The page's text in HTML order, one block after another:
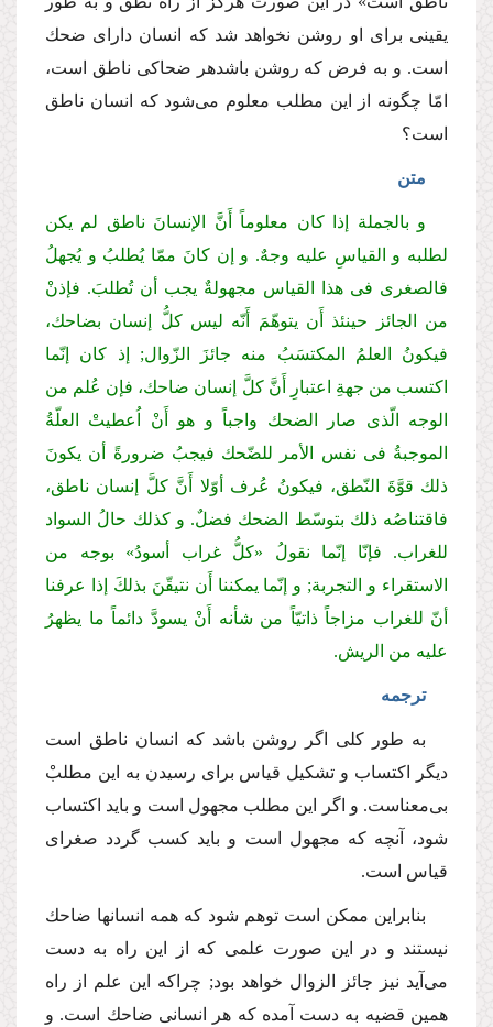
یقینی برای او روشن نخواهد شد كه انسان دارای ضحك
است. و به فرض كه روشن باشدهر ضحاكی ناطق است،
امّا چگونه از این مطلب معلوم می‌شود كه انسان ناطق
است؟
متن
و بالجملة إذا كان معلوماً أَنَّ الإنسانَ ناطق لم یكن
لطلبه و القیاسِ علیه وجهٌ. و إن كانَ ممّا یُطلبُ و یُجهلُ
فالصغری فی هذا القیاس مجهولةٌ یجب أن تُطلبَ. فإذنْ
من الجائز حینئذ أَن یتوهّمَ أَنّه لیس كلُّ إنسان بضاحك،
فیكونُ العلمُ المكتسَبُ منه جائزَ الزّوال; إذ كان إنّما
اكتسب من جهةِ اعتبارِ أَنَّ كلَّ إنسان ضاحك، فإن عُلم من
الوجه الّذی صار الضحك واجباً و هو أَنْ اُعطیتْ العلّةُ
الموجبةُ فی نفس الأمر للضّحك فیجبُ ضرورةً أن یكونَ
ذلك قوَّةَ النّطق، فیكونُ عُرف أوّلا أَنَّ كلَّ إنسان ناطق،
فاقتناصُه ذلك بتوسّط الضحك فضلٌ. و كذلك حالُ السواد
للغراب.
فإنّا إنّما نقولُ «كلُّ غراب أسودُ» بوجه من
الاستقراء و التجربة; و إنّما یمكننا أَن نتیقّنَ بذلكَ إذا عرفنا
أنّ للغراب مزاجاً ذاتیّاً من شأنه أَنْ یسودَّ دائماً ما یظهرُ
علیه من الریش.
ترجمه
به طور كلی اگر روشن باشد كه انسان ناطق است
دیگر اكتساب و تشكیل قیاس برای رسیدن به این مطلبْ
بی‌معناست. و اگر این مطلب مجهول است و باید اكتساب
شود، آنچه كه مجهول است و باید كسب گردد صغرای
قیاس است.
بنابراین ممكن است توهم شود كه همه انسانها ضاحك
نیستند و در این صورت علمی كه از این راه به دست
می‌آید نیز جائز الزوال خواهد بود; چراكه این علم از راه
همین قضیه به دست آمده كه هر انسانی ضاحك است. و